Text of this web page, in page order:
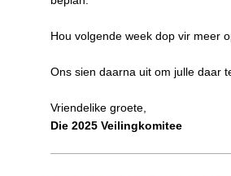
Hou volgende week dop vir meer
Ons sien daarna uit om julle daar
Vriendelike groete,
Die 2025 Veilingkomitee